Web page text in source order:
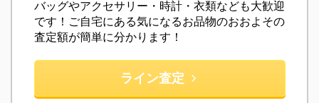
バッグやアクセサリー・時計・衣類なども大歓迎
です！ご自宅にある気になるお品物のおおよその
査定額が簡単に分かります！
ライン査定